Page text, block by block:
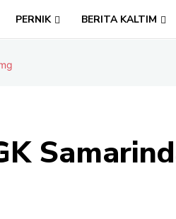
PERNIK BERITA KALTIM